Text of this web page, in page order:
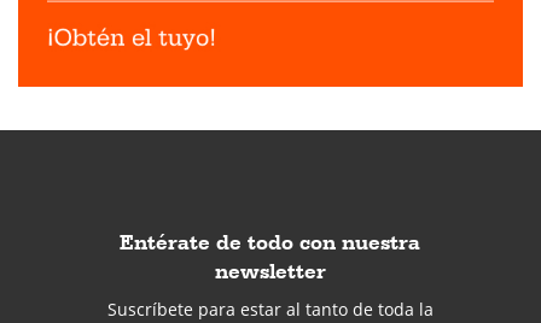
Entérate de todo con nuestra
newsletter
Suscríbete para estar al tanto de toda la